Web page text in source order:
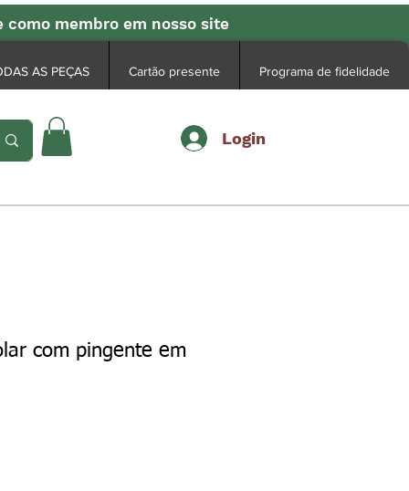
membro em nosso site
AS PEÇAS Cartão presente Programa de fidelidade
Login
com pingente em